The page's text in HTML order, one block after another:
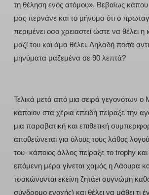
τη θέληση ενός ατόμου». Βεβαίως κάπου
μας περνάνε και το μήνυμα ότι ο
περιμένει οσο χρειαστεί ώστε να θέλει
μαζί του και άμα θέλει. Δηλαδή ποσά
μηνύματα μαζεμένα σε 90 λεπτά?
Τελικά μετά από μια σειρά γεγονότων ο
κάποιον στα χέρια επειδή πείραξε την
μια παραβατική και επιθετική
αποθεώνεται για όλους τους λάθος
του- κάποιος άλλος πείραξε το trophy
επόμενη μέρα γίνεται χαμός η Λάουρα
τσακώνονται εκείνη ζητάει συγνώμη
σύνδρομο ενοχής) και θέλει να μάθει τι